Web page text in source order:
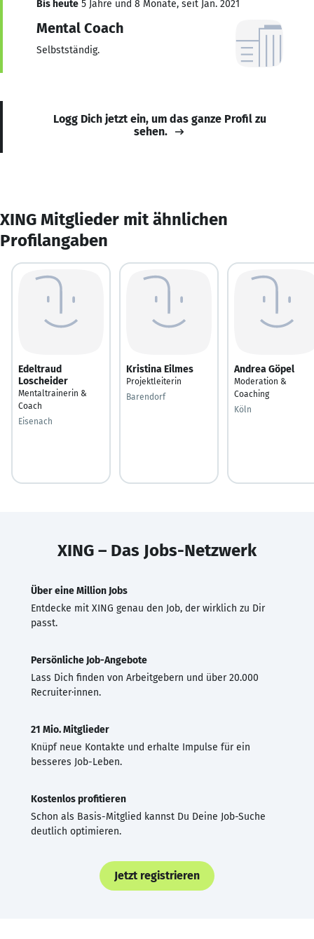
Bis heute 5 Jahre und 8 Monate, seit Jan. 2021
Mental Coach
Selbstständig.
Logg Dich jetzt ein, um das ganze Profil zu
sehen.
XING Mitglieder mit ähnlichen
Profilangaben
Edeltraud
Loscheider
Mentaltrainerin &
Coach
Eisenach
Kristina Eilmes
Projektleiterin
Barendorf
Andrea Göpel
Moderation &
Coaching
Köln
XING – Das Jobs-Netzwerk
Über eine Million Jobs
Entdecke mit XING genau den Job, der wirklich zu Dir
passt.
Persönliche Job-Angebote
Lass Dich finden von Arbeitgebern und über 20.000
Recruiter·innen.
21 Mio. Mitglieder
Knüpf neue Kontakte und erhalte Impulse für ein
besseres Job-Leben.
Kostenlos profitieren
Schon als Basis-Mitglied kannst Du Deine Job-Suche
deutlich optimieren.
Jetzt registrieren